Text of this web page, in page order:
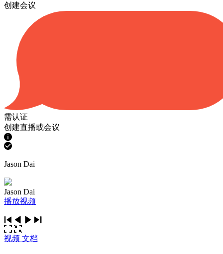
创建会议
需认证
创建直播或会议
Jason Dai
Jason Dai
播放视频
视频 文档